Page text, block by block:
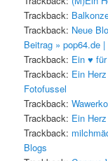
Trackback:
Trackback: Neue
Beitrag » pop64.de
Trackback: Ein ♥
Trackback: Ein
Fotofussel
Trackback:
Trackback: Ein
Trackback:
Blogs